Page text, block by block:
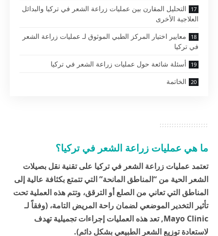
التحليل المقارن بين عمليات زراعة الشعر في تركيا والبدائل
العلاجية الأخرى
معايير اختيار المركز الطبي الموثوق لـ عمليات زراعة الشعر
في تركيا
أسئلة شائعة حول عمليات زراعة الشعر في تركيا
الخاتمة
ما هي عمليات زراعة الشعر في تركيا؟
تعتمد عمليات زراعة الشعر في تركيا على تقنية نقل بصيلات
الشعر الحية من “المناطق المانحة” التي تتمتع بكثافة عالية إلى
المناطق التي تعاني من الصلع أو الترقق، وتتم هذه العملية تحت
تأثير التخدير الموضعي لضمان راحة المريض التامة، (وفقاً لـ
Mayo Clinic, تعد هذه العمليات إجراءات تجميلية تهدف
لاستعادة توزيع الشعر الطبيعي بشكل دائم).